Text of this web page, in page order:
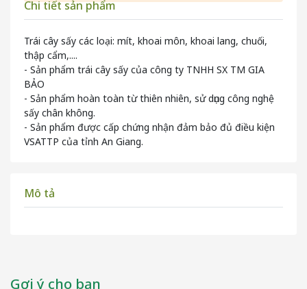
Chi tiết sản phẩm
Trái cây sấy các loại: mít, khoai môn, khoai lang, chuối,
thập cẩm,....
- Sản phẩm trái cây sấy của công ty TNHH SX TM GIA
BẢO
- Sản phẩm hoàn toàn từ thiên nhiên, sử dụng công nghệ
sấy chân không.
- Sản phẩm được cấp chứng nhận đảm bảo đủ điều kiện
VSATTP của tỉnh An Giang.
Mô tả
Gợi ý cho bạn